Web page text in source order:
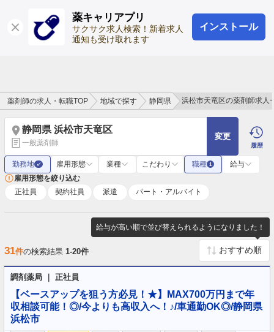
薬キャリアプリ
サクサク求人検索！新着求人
通知も受け取れます
インストール
ログイン 会員登録
薬剤師の求人・転職TOP 地域で探す 静岡県 浜松市天竜区の薬剤師求人
静岡県 浜松市天竜区
一般薬剤師
変更
履歴
勤務地 ✓ 雇用形態 業種 こだわり 職種 1
給与
雇用形態を絞り込む
正社員
契約社員 派遣 パート・アルバイト
給与が高い順で並び替えられるようになりました！
31件の検索結果 1-20件
調剤薬局 ｜ 正社員
【ベースアップを狙う方必見！★】MAX700万円まで年
収相談可能！◎/今よりも高収入へ！♪/車通勤OK◎/静岡県
浜松市